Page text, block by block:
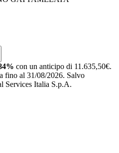
con un anticipo di 11.635,50€.
fino al 31/08/2026. Salvo
Services Italia S.p.A.